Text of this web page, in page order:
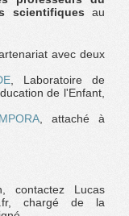
scientifiquesau
avec deux
, Laboratoire de
de l'Enfant,
, attaché à
contactez Lucas
chargé de la